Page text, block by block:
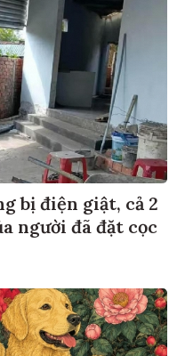
bị điện giật, cả 2
người đã đặt cọc